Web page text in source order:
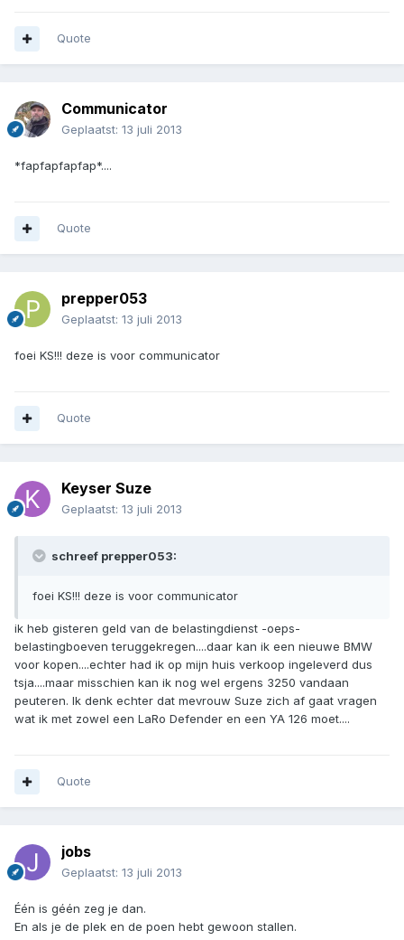
Quote
Communicator
Geplaatst: 13 juli 2013
*fapfapfapfap*....
Quote
prepper053
Geplaatst: 13 juli 2013
foei KS!!! deze is voor communicator
Quote
Keyser Suze
Geplaatst: 13 juli 2013
schreef prepper053:
foei KS!!! deze is voor communicator
ik heb gisteren geld van de belastingdienst -oeps-
belastingboeven teruggekregen....daar kan ik een nieuwe BMW
voor kopen....echter had ik op mijn huis verkoop ingeleverd dus
tsja....maar misschien kan ik nog wel ergens 3250 vandaan
peuteren. Ik denk echter dat mevrouw Suze zich af gaat vragen
wat ik met zowel een LaRo Defender en een YA 126 moet....
Quote
jobs
Geplaatst: 13 juli 2013
Één is géén zeg je dan.
En als je de plek en de poen hebt gewoon stallen.